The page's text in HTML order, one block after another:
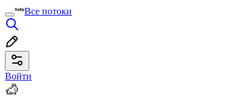
Все потоки
Войти